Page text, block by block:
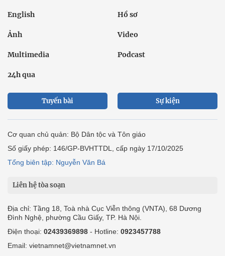
English Hồ sơ
Ảnh Video
Multimedia Podcast
24h qua
Tuyến bài Sự kiện
Cơ quan chủ quản: Bộ Dân tộc và Tôn giáo
Số giấy phép: 146/GP-BVHTTDL, cấp ngày 17/10/2025
Tổng biên tập: Nguyễn Văn Bá
Liên hệ tòa soạn
Địa chỉ: Tầng 18, Toà nhà Cục Viễn thông (VNTA), 68 Dương
Đình Nghệ, phường Cầu Giấy, TP. Hà Nội.
Điện thoại: 02439369898 - Hotline: 0923457788
Email: vietnamnet@vietnamnet.vn